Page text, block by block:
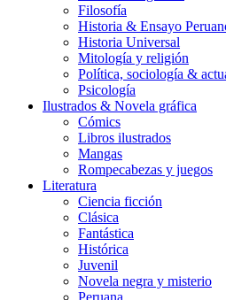
Filosofía
Historia & Ensayo
Historia Universal
Mitología y religión
Política, sociología &
Psicología
Ilustrados & Novela gráfica
Cómics
Libros ilustrados
Mangas
Rompecabezas y juegos
Literatura
Ciencia ficción
Clásica
Fantástica
Histórica
Juvenil
Novela negra y misterio
Peruana